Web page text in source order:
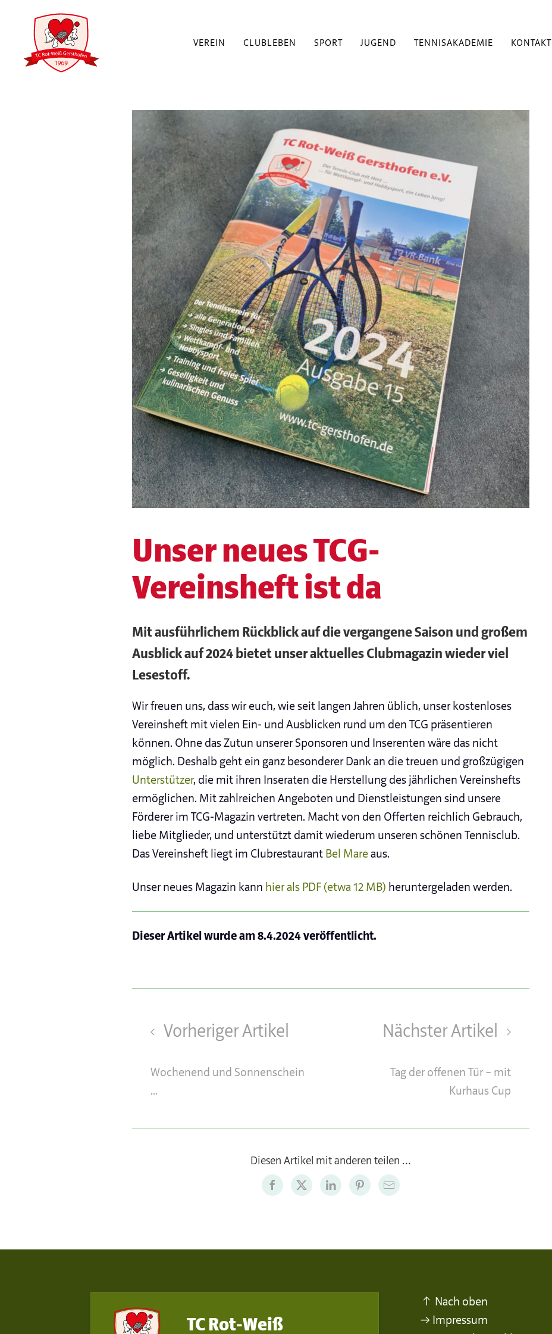
VEREIN CLUBLEBEN SPORT JUGEND TENNISAKADEMIE KONTAKT
Unser neues TCG-
Vereinsheft ist da
Mit ausführlichem Rückblick auf die vergangene Saison und großem
Ausblick auf 2024 bietet unser aktuelles Clubmagazin wieder viel
Lesestoff.
Wir freuen uns, dass wir euch, wie seit langen Jahren üblich, unser kostenloses
Vereinsheft mit vielen Ein- und Ausblicken rund um den TCG präsentieren
können. Ohne das Zutun unserer Sponsoren und Inserenten wäre das nicht
möglich. Deshalb geht ein ganz besonderer Dank an die treuen und großzügigen
Unterstützer, die mit ihren Inseraten die Herstellung des jährlichen Vereinshefts
ermöglichen. Mit zahlreichen Angeboten und Dienstleistungen sind unsere
Förderer im TCG-Magazin vertreten. Macht von den Offerten reichlich Gebrauch,
liebe Mitglieder, und unterstützt damit wiederum unseren schönen Tennisclub.
Das Vereinsheft liegt im Clubrestaurant Bel Mareaus.
Unser neues Magazin kann hier als PDF (etwa 12 MB) heruntergeladen werden.
Dieser Artikel wurde am8.4.2024veröffentlicht.
Vorheriger Artikel
Wochenend und Sonnenschein
...
Nächster Artikel
Tag der offenen Tür – mit
Kurhaus Cup
Diesen Artikel mit anderen teilen …
TC Rot-Weiß
↑ Nach oben
→ Impressum